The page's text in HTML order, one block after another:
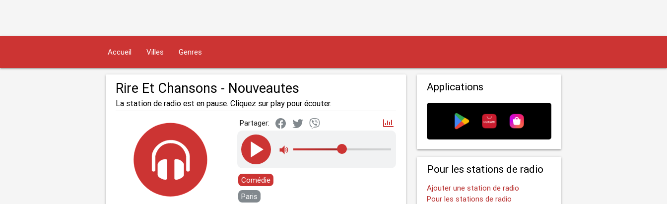
Accueil Villes Genres
Rire Et Chansons - Nouveautes
La station de radio est en pause. Cliquez sur play pour écouter.
Partager:
Comédie
Paris
Applications
Pour les stations de radio
Ajouter une station de radio
Pour les stations de radio